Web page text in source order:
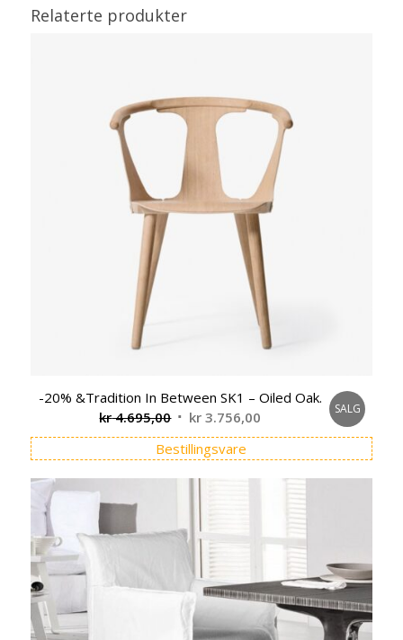
Relaterte produkter
-20% &Tradition In Between SK1 – Oiled Oak.
kr4.695,00 Opprinnelig
pris
var:
kr 4.695,00.
kr 3.756,00 Nåværende
pris
er:
kr 3.756,00.
SALG
Bestillingsvare